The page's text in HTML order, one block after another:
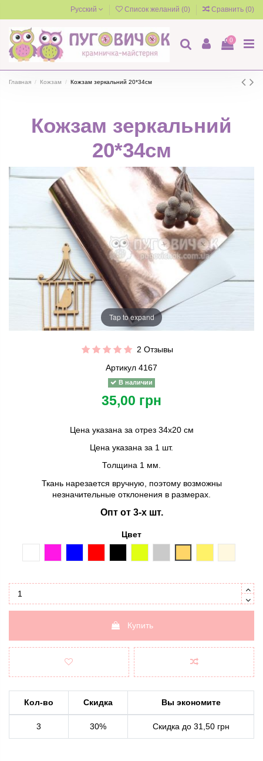
Русский Список желаний (0) Сравнить (0)
0
Главная Кожзам Кожзам зеркальний 20*34см
Кожзам зеркальний
20*34см
Tap to expand
2 Отзывы
Артикул 4167
В наличии
35,00 грн
Цена указана за отрез 34х20 см
Цена указана за 1 шт.
Толщина 1 мм.
Ткань нарезается вручную, поэтому возможны
незначительные отклонения в размерах.
Опт от 3-х шт.
Цвет
Купить
Кол-во Скидка Вы экономите
3 30% Скидка до 31,50 грн